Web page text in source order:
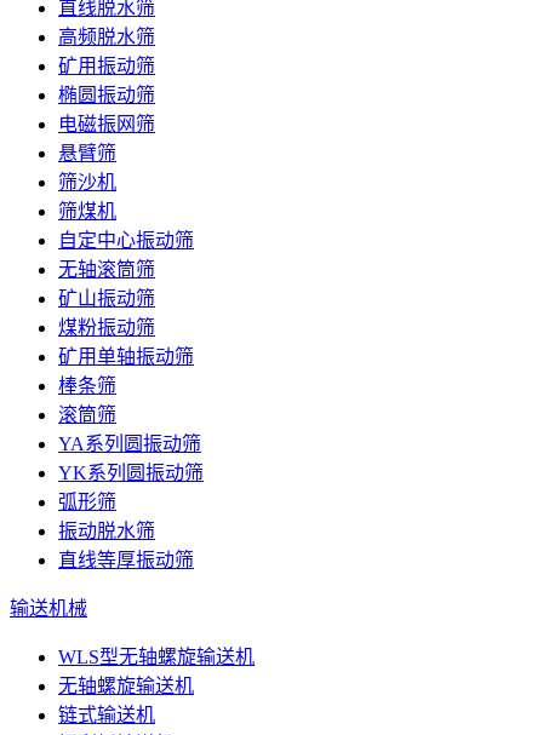
直线脱水筛
高频脱水筛
矿用振动筛
椭圆振动筛
电磁振网筛
悬臂筛
筛沙机
筛煤机
自定中心振动筛
无轴滚筒筛
矿山振动筛
煤粉振动筛
矿用单轴振动筛
棒条筛
滚筒筛
YA系列圆振动筛
YK系列圆振动筛
弧形筛
振动脱水筛
直线等厚振动筛
输送机械
WLS型无轴螺旋输送机
无轴螺旋输送机
链式输送机